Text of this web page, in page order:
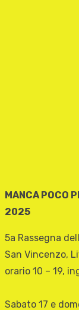
MANCA POCO
2025
5a Rassegna
San Vincenzo,
orario 10 – 19,
Sabato 17 e